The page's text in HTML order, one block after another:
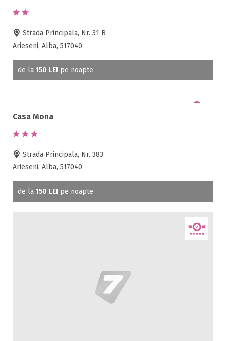
Strada Principala, Nr. 31 B
Arieseni, Alba, 517040
de la 150 LEI pe noapte
Casa Mona
Strada Principala, Nr. 383
Arieseni, Alba, 517040
de la 150 LEI pe noapte